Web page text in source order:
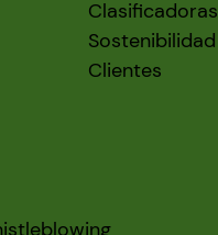
Clasificadoras
Sostenibilidad
Clientes